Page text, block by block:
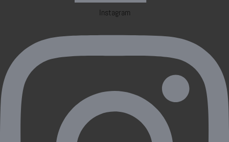
Instagram